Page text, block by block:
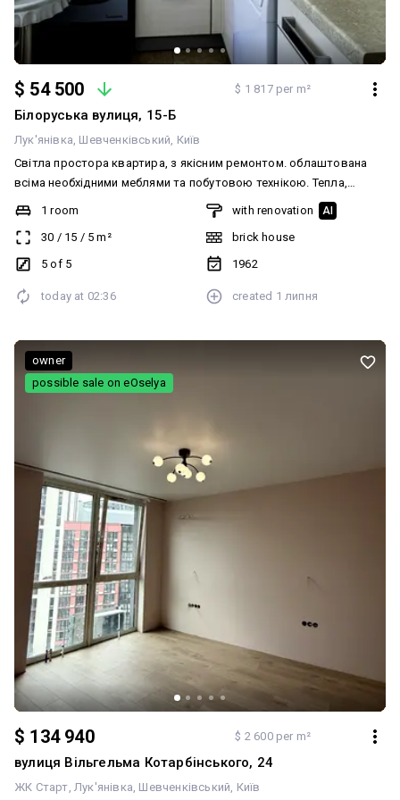
$ 54 500 $ 1 817 per m²
Білоруська вулиця, 15-Б
Лук'янівка Шевченківський Київ
Світла простора квартира, з якісним ремонтом. облаштована
всіма необхідними меблями та побутовою технікою. Тепла,
комфортна, не торцева. Чистий підїзд. Привітні сусіди. Будинок
розташовано у тихому дворі. Охайна прибудинкова територія.
Поруч прекрасно розвинена інфраструктура та транспортна
розв`язка. Вільна. Чудово підійде як для проживання, так і під
1 room
30 / 15 / 5 m²
5 of 5
with renovation AI
brick house
1962
today at 02:36 created 1 липня
$ 134 940 $ 2 600 per m²
вулиця Вільгельма Котарбінського, 24
ЖК Старт Лук'янівка Шевченківський Київ
owner
possible sale on eOselya